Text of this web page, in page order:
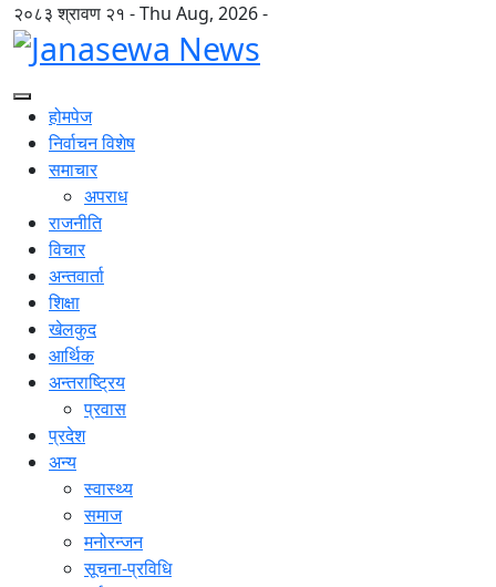
२०८३ श्रावण २१ - Thu Aug, 2026 -
होमपेज
निर्वाचन विशेष
समाचार
अपराध
राजनीति
विचार
अन्तवार्ता
शिक्षा
खेलकुद
आर्थिक
अन्तराष्ट्रिय
प्रवास
प्रदेश
अन्य
स्वास्थ्य
समाज
मनोरन्जन
सूचना-प्रविधि